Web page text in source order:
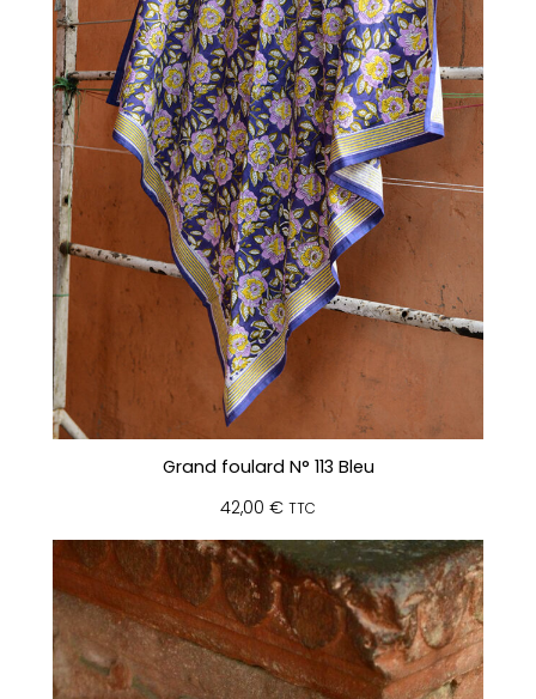
Grand foulard N° 113 Bleu
42,00 € TTC